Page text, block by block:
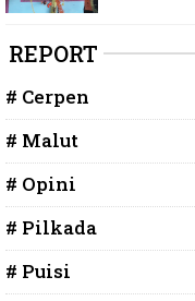
REPORT
# Cerpen
# Malut
# Opini
# Pilkada
# Puisi